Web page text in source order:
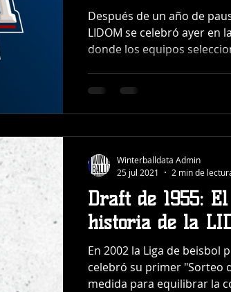
Después de un año de
LIDOM se celebró ayer en
donde los equipos
Draft de 1955:
historia de la
En 2002 la Liga de beisbol
celebró su primer "Sorteo
medida para equilibrar la
Winterballdata Admin
25 jul 2021
2 min de